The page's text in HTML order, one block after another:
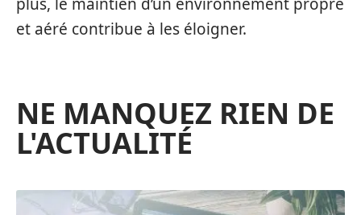
et aéré contribue à les éloigner.
NE MANQUEZ RIEN DE
L'ACTUALITÉ